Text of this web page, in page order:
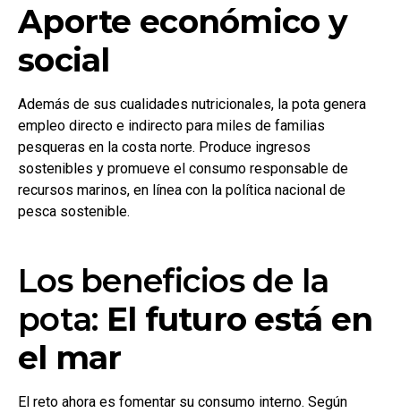
Aporte económico y
social
Además de sus cualidades nutricionales, la pota genera
empleo directo e indirecto para miles de familias
pesqueras en la costa norte. Produce ingresos
sostenibles y promueve el consumo responsable de
recursos marinos, en línea con la política nacional de
pesca sostenible.
Los beneficios de la
pota: El futuro está en
el mar
El reto ahora es fomentar su consumo interno. Según